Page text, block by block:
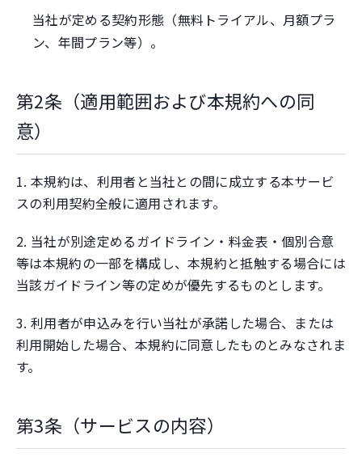
当社が定める契約形態（無料トライアル、月額プラ
ン、年間プラン等）。
第2条（適用範囲および本規約への同
意）
1. 本規約は、利用者と当社との間に成立する本サービ
スの利用契約全般に適用されます。
2. 当社が別途定めるガイドライン・料金表・個別合意
等は本規約の一部を構成し、本規約と抵触する場合には
当該ガイドライン等の定めが優先するものとします。
3. 利用者が申込みを行い当社が承諾した場合、または
利用開始した場合、本規約に同意したものとみなされま
す。
第3条（サービスの内容）